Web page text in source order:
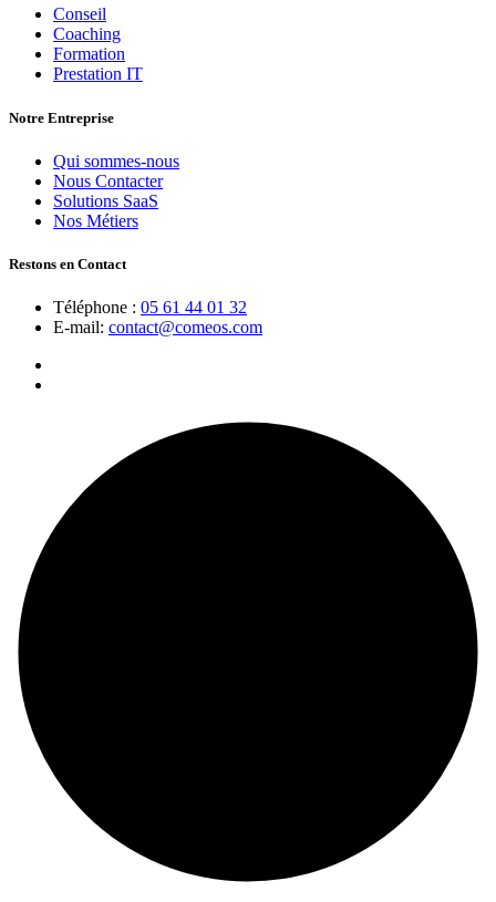
Conseil
Coaching
Formation
Prestation IT
Notre Entreprise
Qui sommes-nous
Nous Contacter
Solutions SaaS
Nos Métiers
Restons en Contact
Téléphone : 05 61 44 01 32
E-mail: contact@comeos.com